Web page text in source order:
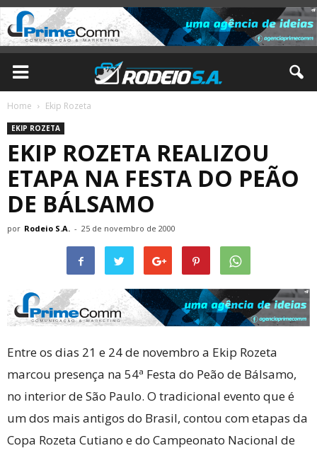
Home Ekip Rozeta
EKIP ROZETA
EKIP ROZETA REALIZOU
ETAPA NA FESTA DO PEÃO
DE BÁLSAMO
por Rodeio S.A. - 25 de novembro de 2000
Entre os dias 21 e 24 de novembro a Ekip Rozeta
marcou presença na 54ª Festa do Peão de Bálsamo,
no interior de São Paulo. O tradicional evento que é
um dos mais antigos do Brasil, contou com etapas da
Copa Rozeta Cutiano e do Campeonato Nacional de